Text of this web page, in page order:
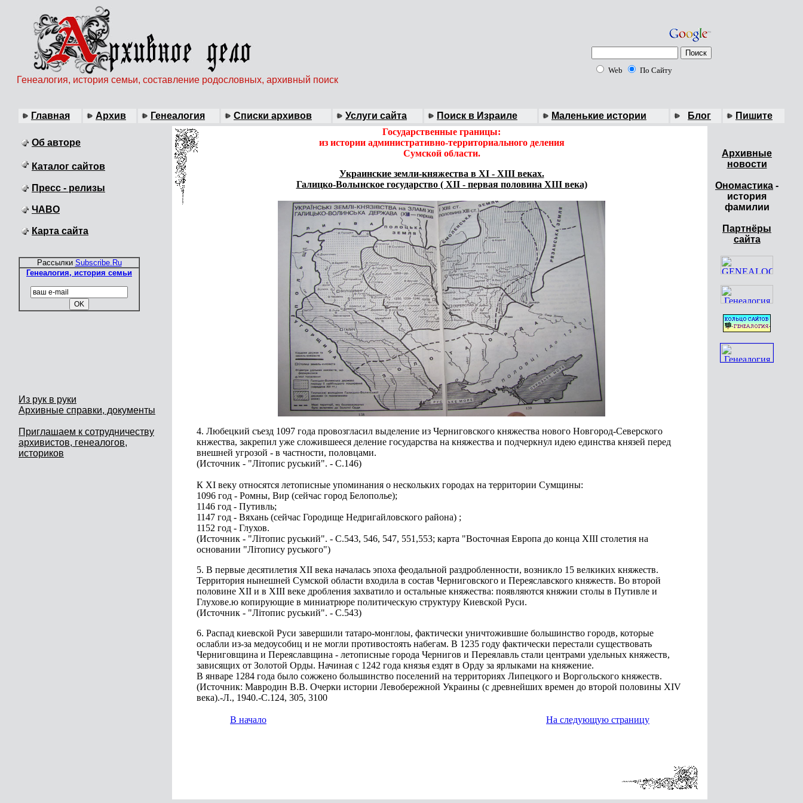
Генеалогия, история семьи, составление родословных, архивный поиск
Web По Сайту
Главная Архив Генеалогия Списки архивов Услуги сайта Поиск в Израиле Маленькие истории Блог Пишите
Об авторе
Каталог сайтов
Пресс - релизы
ЧАВО
Карта сайта
Рассылки Subscribe.Ru
Генеалогия, история семьи
Из рук в руки
Архивные справки, документы
Приглашаем к сотрудничеству
архивистов, генеалогов,
историков
Государственные границы:
из истории административно-территориального деления
Сумской области.
Украинские земли-княжества в XI - XIII веках.
Галицко-Волынское государство ( XII - первая половина XIII века)
4. Любецкий съезд 1097 года провозгласил выделение из Черниговского княжества нового Новгород-Северского
кнжества, закрепил уже сложившееся деление государства на княжества и подчеркнул идею единства князей перед
внешней угрозой - в частности, половцами.
(Источник - "Літопис руський". - С.146)
К XI веку относятся летописные упоминания о нескольких городах на территории Сумщины:
1096 год - Ромны, Вир (сейчас город Белополье);
1146 год - Путивль;
1147 год - Вяхань (сейчас Городище Недригайловского района) ;
1152 год - Глухов.
(Источник - "Літопис руський". - С.543, 546, 547, 551,553; карта "Восточная Европа до конца XIII столетия на
основании "Літопису руського")
5. В первые десятилетия XII века началась эпоха феодальной раздробленности, возникло 15 велкиких княжеств.
Территория нынешней Сумской области входила в состав Черниговского и Переяславского княжеств. Во второй
половине XII и в XIII веке дробления захватило и остальные княжества: появляются княжии столы в Путивле и
Глухове.ю копирующие в миниатрюре политическую структуру Киевской Руси.
(Источник - "Літопис руський". - С.543)
6. Распад киевской Руси завершили татаро-монглоы, фактически уничтожившие большинство городв, которые
ослабли из-за медоусобиц и не могли противостоять набегам. В 1235 году фактически перестали существовать
Черниговщина и Переяславщина - летописные города Чернигов и Переялавль стали центрами удельных княжеств,
зависящих от Золотой Орды. Начиная с 1242 года князья ездят в Орду за ярлыками на княжение.
В январе 1284 года было сожжено большинство поселений на территориях Липецкого и Воргольского княжеств.
(Источник: Мавродин В.В. Очерки истории Левобережной Украины (с древнейших времен до второй половины XIV
века).-Л., 1940.-С.124, 305, 3100
В начало На следующую страницу
Архивные
новости
Ономастика -
история
фамилии
Партнёры
сайта